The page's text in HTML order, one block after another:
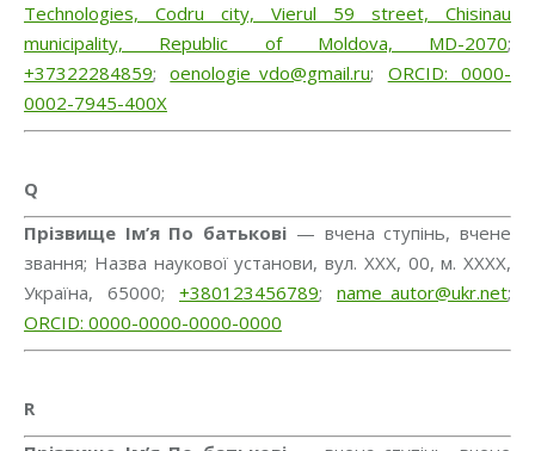
Technologies, Codru city, Vierul 59 street, Chisinau
municipality, Republic of Moldova, MD-2070;
+37322284859;oenologie_vdo@gmail.ru; ORCID: 0000-
0002-7945-400X
Q
Прізвище Ім’я По батькові — вчена ступінь, вчене
звання; Назва наукової установи, вул. ХХХ, 00, м. ХХХХ,
Україна, 65000; +380123456789; name_autor@ukr.net;
ORCID: 0000-0000-0000-0000
R